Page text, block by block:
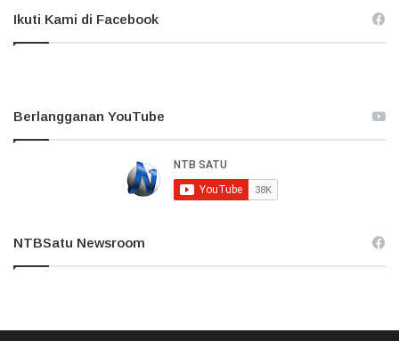
Ikuti Kami di Facebook
Berlangganan YouTube
NTBSatu Newsroom